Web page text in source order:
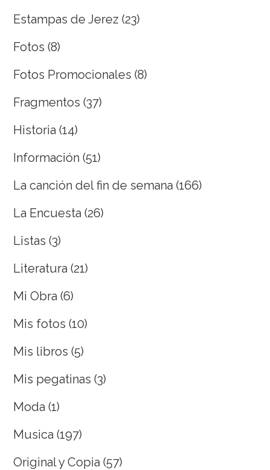
Estampas de Jerez (23)
Fotos (8)
Fotos Promocionales (8)
Fragmentos (37)
Historia (14)
Información (51)
La canción del fin de semana (166)
La Encuesta (26)
Listas (3)
Literatura (21)
Mi Obra (6)
Mis fotos (10)
Mis libros (5)
Mis pegatinas (3)
Moda (1)
Musica (197)
Original y Copia (57)